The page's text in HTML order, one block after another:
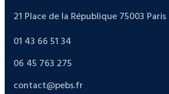
21 Place de la République 75003 Paris
01 43 66 51 34
06 45 763 275
contact@pebs.fr